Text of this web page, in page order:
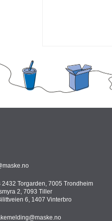
2432 Torgarden, 7005 Trondheim
2, 7093 Tiller
6, 1407 Vinterbro